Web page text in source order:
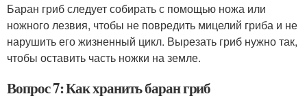
Баран гриб следует собирать с помощью ножа или
ножного лезвия, чтобы не повредить мицелий гриба и не
нарушить его жизненный цикл. Вырезать гриб нужно так,
чтобы оставить часть ножки на земле.
Вопрос 7: Как хранить баран гриб